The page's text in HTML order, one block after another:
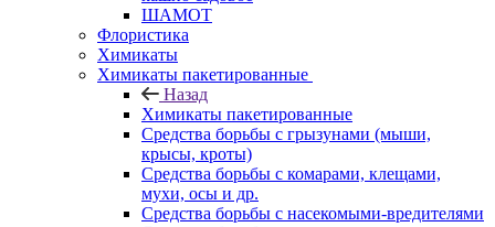
ШАМОТ
Флористика
Химикаты
Химикаты пакетированные
Назад
Химикаты пакетированные
Средства борьбы с грызунами (мыши,
крысы, кроты)
Средства борьбы с комарами, клещами,
мухи, осы и др.
Средства борьбы с насекомыми-вредителями